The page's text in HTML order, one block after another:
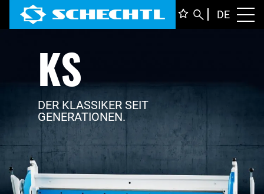
DE
KS
DER KLASSIKER SEIT
GENERATIONEN.